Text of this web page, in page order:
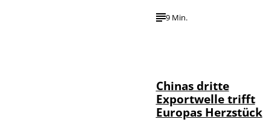
9 Min.
Chinas dritte
Exportwelle trifft
Europas Herzstück